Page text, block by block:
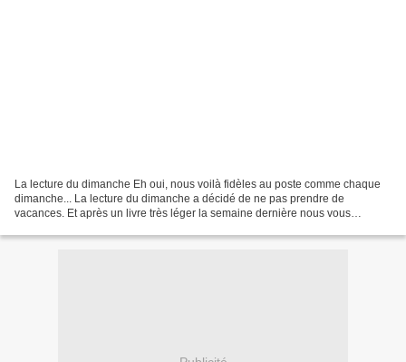
La lecture du dimanche Eh oui, nous voilà fidèles au poste comme chaque
dimanche... La lecture du dimanche a décidé de ne pas prendre de
vacances. Et après un livre très léger la semaine dernière nous vous